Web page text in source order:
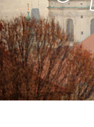
n
u
n
t
e
n
t